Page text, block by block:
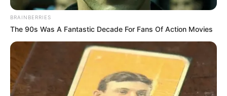
BRAINBERRIES
The 90s Was A Fantastic Decade For Fans Of Action Movies